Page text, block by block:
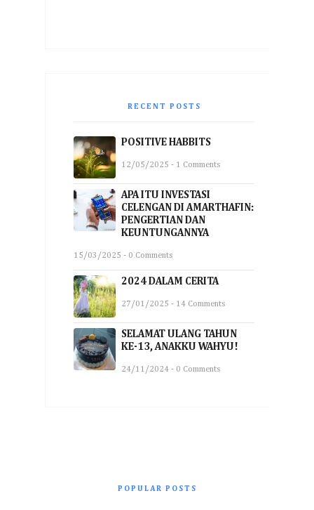
RECENT POSTS
POSITIVE HABBITS
12/05/2025 - 1 Comments
APA ITU INVESTASI
CELENGAN DI AMARTHAFIN:
PENGERTIAN DAN
KEUNTUNGANNYA
15/03/2025 - 0 Comments
2024 DALAM CERITA
27/01/2025 - 14 Comments
SELAMAT ULANG TAHUN
KE-13, ANAKKU WAHYU!
24/11/2024 - 0 Comments
POPULAR POSTS